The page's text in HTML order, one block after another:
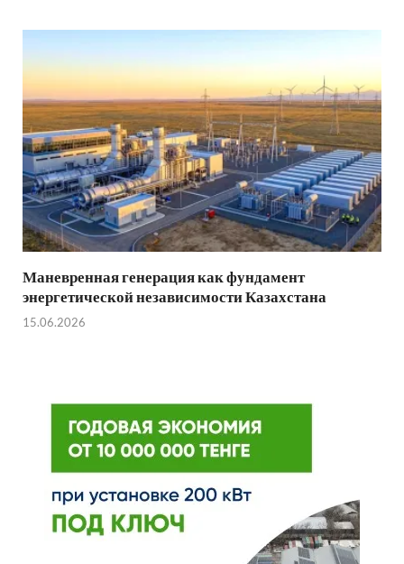
Маневренная генерация как фундамент
энергетической независимости Казахстана
15.06.2026